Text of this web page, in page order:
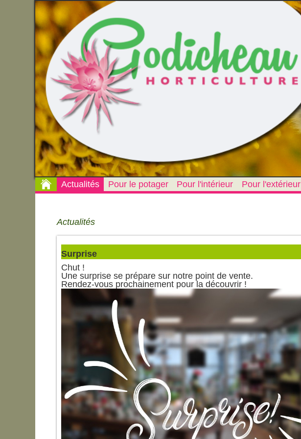
Actualités Pour le potager Pour l'intérieur Pour l'extérieur
Actualités
Surprise
Chut !
Une surprise se prépare sur notre point de vente.
Rendez-vous prochainement pour la découvrir !